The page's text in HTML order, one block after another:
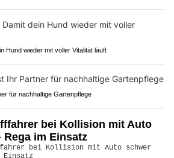
Hund wieder mit voller Vitalität läuft
für nachhaltige Gartenpflege
bei Kollision mit Auto
im Einsatz